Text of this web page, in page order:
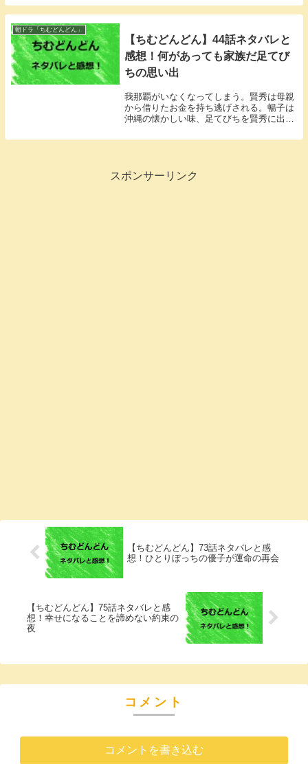
朝ドラ「ちむどんどん」
【ちむどんどん】44話ネタバレと
感想！何があっても家族だ足てび
ちの思い出
我那覇がいなくなってしまう。賢秀は母親
から借りたお金を持ち逃げされる。暢子は
沖縄の懐かしい味、足てびちを賢秀に出し
スポンサーリンク
【ちむどんどん】73話ネタバレと感
想！ひとりぼっちの優子が運命の再会
【ちむどんどん】75話ネタバレと感
想！幸せになることを諦めない約束の
夜
コメント
コメントを書き込む